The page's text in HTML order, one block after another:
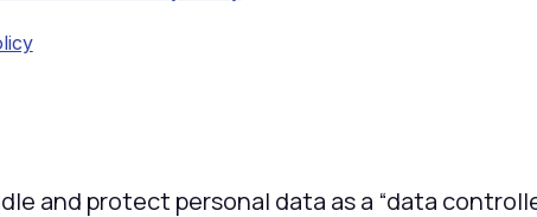
and protect personal data as a “data